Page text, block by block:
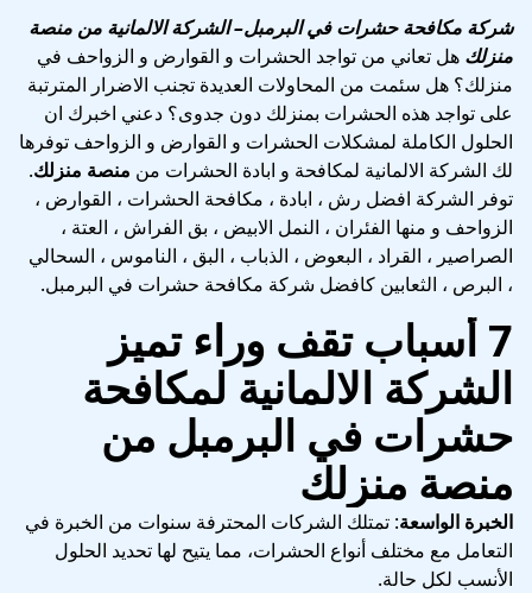
شركة مكافحة حشرات في البرمبل– الشركة الالمانية من منصة
منزلك هل تعاني من تواجد الحشرات و القوارض و الزواحف في
منزلك؟ هل سئمت من المحاولات العديدة تجنب الاضرار المترتبة
على تواجد هذه الحشرات بمنزلك دون جدوى؟ دعني اخبرك ان
الحلول الكاملة لمشكلات الحشرات و القوارض و الزواحف توفرها
لك الشركة الالمانية لمكافحة و ابادة الحشرات من منصة منزلك.
توفر الشركة افضل رش ، ابادة ، مكافحة الحشرات ، القوارض ،
الزواحف و منها الفئران ، النمل الابيض ، بق الفراش ، العتة ،
الصراصير ، القراد ، البعوض ، الذباب ، البق ، الناموس ، السحالي
، البرص ، الثعابين كافضل شركة مكافحة حشرات في البرمبل.
7 أسباب تقف وراء تميز
الشركة الالمانية لمكافحة
حشرات في البرمبل من
منصة منزلك
الخبرة الواسعة: تمتلك الشركات المحترفة سنوات من الخبرة في
التعامل مع مختلف أنواع الحشرات، مما يتيح لها تحديد الحلول
الأنسب لكل حالة.